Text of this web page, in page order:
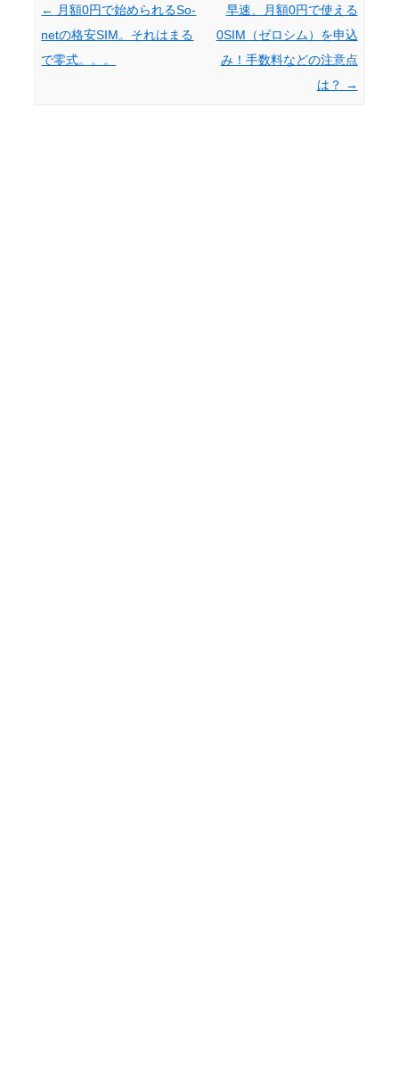
Post navigation
← 月額0円で始められるSo-
netの格安SIM。それはまる
で零式。。。
早速、月額0円で使える
0SIM（ゼロシム）を申込
み！手数料などの注意点
は？ →